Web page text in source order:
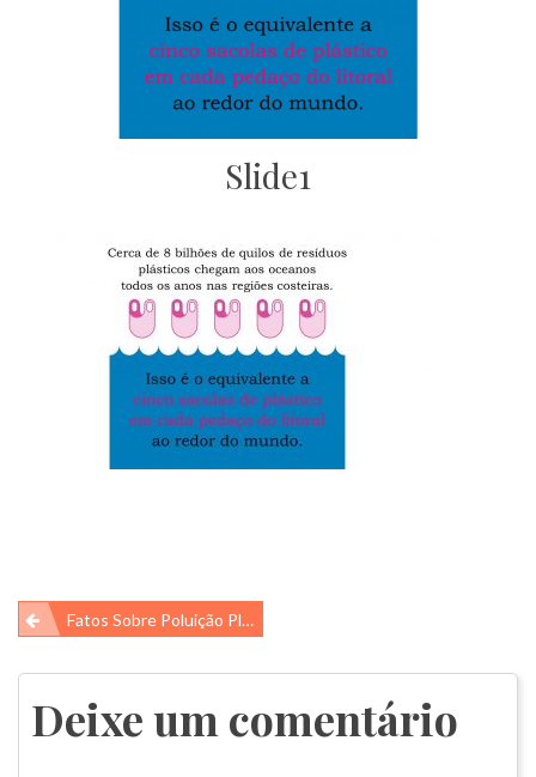
Slide1
Navegação
de
Post
Fatos Sobre Poluição Plástica
Deixe um comentário